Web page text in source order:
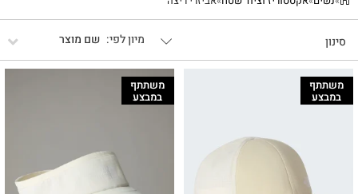
סינון שם מוצר
משתתף
במבצע
משתתף
במבצע